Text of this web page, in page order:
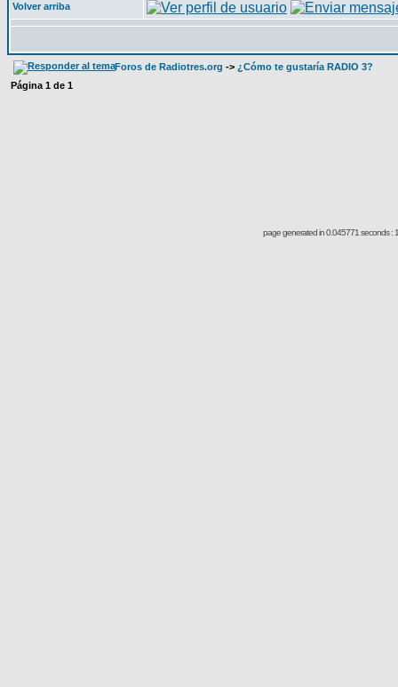
Volver arriba
Foros de Radiotres.org -> ¿Cómo te gustaría RADIO 3?
Página 1 de 1
page generated in 0.045771 seconds :